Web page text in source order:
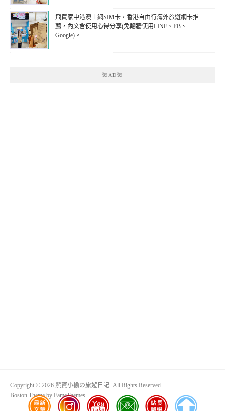
飛買家中港澳上網SIM卡，香港自由行海外旅遊網卡推
薦，內文含使用心得分享(免翻牆使用LINE、FB、
Google)。
🌺AD🌺
Copyright © 2026 熊寶小榆の旅遊日記. All Rights Reserved.
Boston Theme by FameThemes